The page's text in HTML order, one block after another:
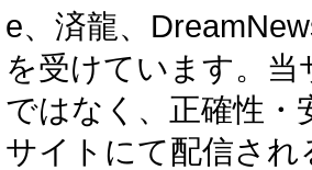
e、済龍、
を受けています。
ではなく、正確性・
サイトにて配信さ